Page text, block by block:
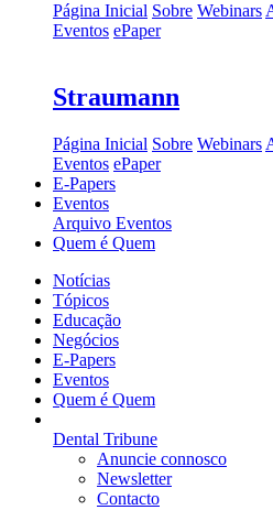
Página Inicial Sobre Webinars
Eventos ePaper
Straumann
Página Inicial Sobre Webinars
Eventos ePaper
E-Papers
Eventos
Arquivo Eventos
Quem é Quem
Notícias
Tópicos
Educação
Negócios
E-Papers
Eventos
Quem é Quem
Dental Tribune
Anuncie connosco
Newsletter
Contacto